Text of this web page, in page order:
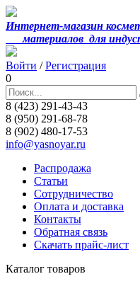
Интернет-магазин
материалов для
Войти /Регистрация
0
8 (423) 291-43-43
8 (950) 291-68-78
8 (902) 480-17-53
info@yasnoyar.ru
Распродажа
Статьи
Сотрудничество
Оплата и доставка
Контакты
Обратная связь
Скачать прайс-лист
Каталог товаров